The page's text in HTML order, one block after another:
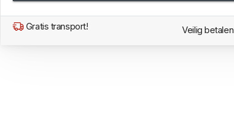
Gratis transport! Veilig betalen